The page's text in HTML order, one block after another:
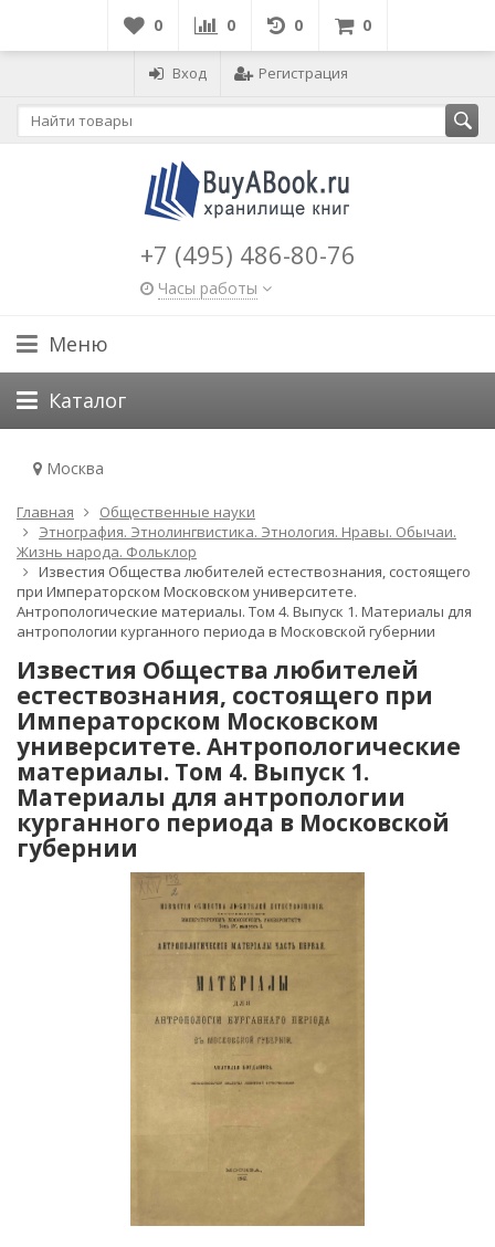
0 0 0 0
Вход Регистрация
+7 (495) 486-80-76
Часы работы
Меню
Каталог
Москва
Главная
Общественные науки
Этнография. Этнолингвистика. Этнология. Нравы. Обычаи.
Жизнь народа. Фольклор
Известия Общества любителей естествознания, состоящего
при Императорском Московском университете.
Антропологические материалы. Том 4. Выпуск 1. Материалы для
антропологии курганного периода в Московской губернии
Известия Общества любителей
естествознания, состоящего при
Императорском Московском
университете. Антропологические
материалы. Том 4. Выпуск 1.
Материалы для антропологии
курганного периода в Московской
губернии